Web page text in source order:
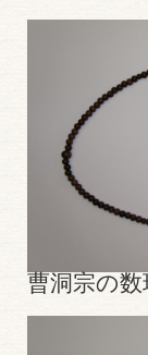
曹洞宗の